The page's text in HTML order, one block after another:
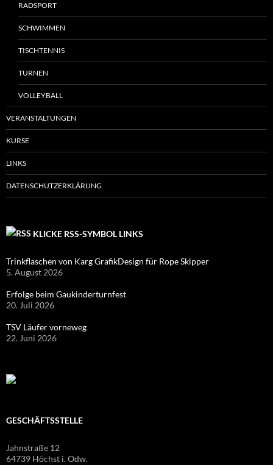
RADSPORT
SCHWIMMEN
TISCHTENNIS
TURNEN
VOLLEYBALL
VERANSTALTUNGEN
KURSE
LINKS
DATENSCHUTZERKLÄRUNG
KLICKE RSS-SYMBOL LINKS
Trinkflaschen von Karg GrafikDesign für Rope Skipper
5. August 2026
Erfolge beim Gaukinderturnfest
20. Juli 2026
TSV Läufer vorneweg
22. Juni 2026
GESCHÄFTSSTELLE
Jahnstraße 12
64739 Höchst i. Odw.